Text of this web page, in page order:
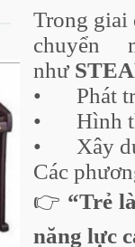
Trong giai
chuyển
như
•
Phát
•
Hình
•
Xây
Các
👉 “Trẻ
năng lực